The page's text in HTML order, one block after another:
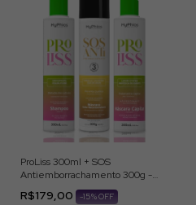
ProLiss 300ml + SOS
Antiemborrachamento 300g -
Aplicação Profissional
R$179,00 -15% OFF